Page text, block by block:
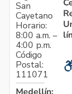
San
Cayetano
Horario:
8:00 a.m. –
4:00 p.m.
Código
Postal:
111071
Medellín: